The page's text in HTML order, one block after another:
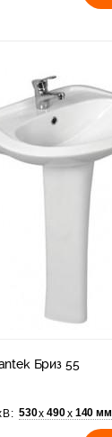
Бриз 55
530х 490х 140 мм